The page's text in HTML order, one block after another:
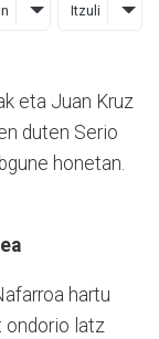
Itzuli
eta Juan Kruz
duten Serio
honetan.
hartu
ondorio latz